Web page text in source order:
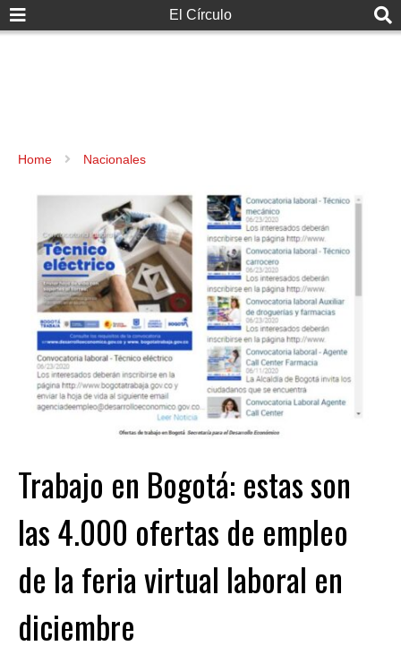
El Círculo
Home Nacionales
Trabajo en Bogotá: estas son
las 4.000 ofertas de empleo
de la feria virtual laboral en
diciembre